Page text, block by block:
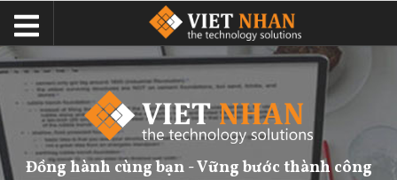
Đồng hành cùng bạn - Vững bước thành công